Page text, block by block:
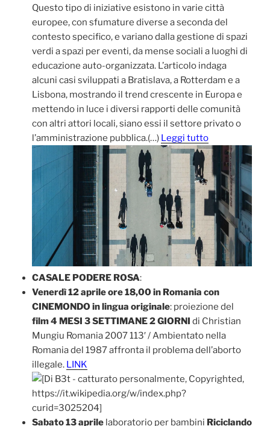
Questo tipo di iniziative esistono in varie città
europee, con sfumature diverse a seconda del
contesto specifico, e variano dalla gestione di spazi
verdi a spazi per eventi, da mense sociali a luoghi di
educazione auto-organizzata. L’articolo indaga
alcuni casi sviluppati a Bratislava, a Rotterdam e a
Lisbona, mostrando il trend crescente in Europa e
mettendo in luce i diversi rapporti delle comunità
con altri attori locali, siano essi il settore privato o
l’amministrazione pubblica.(…) Leggi tutto
CASALE PODERE ROSA:
Venerdì 12 aprile ore 18,00 in Romania con
CINEMONDO in lingua originale: proiezione del
film 4 MESI 3 SETTIMANE 2 GIORNI
di Christian
Mungiu Romania 2007 113′ / Ambientato nella
Romania del 1987 affronta il problema dell’aborto
illegale. LINK
Sabato 13 aprilelaboratorio per bambini Riciclando